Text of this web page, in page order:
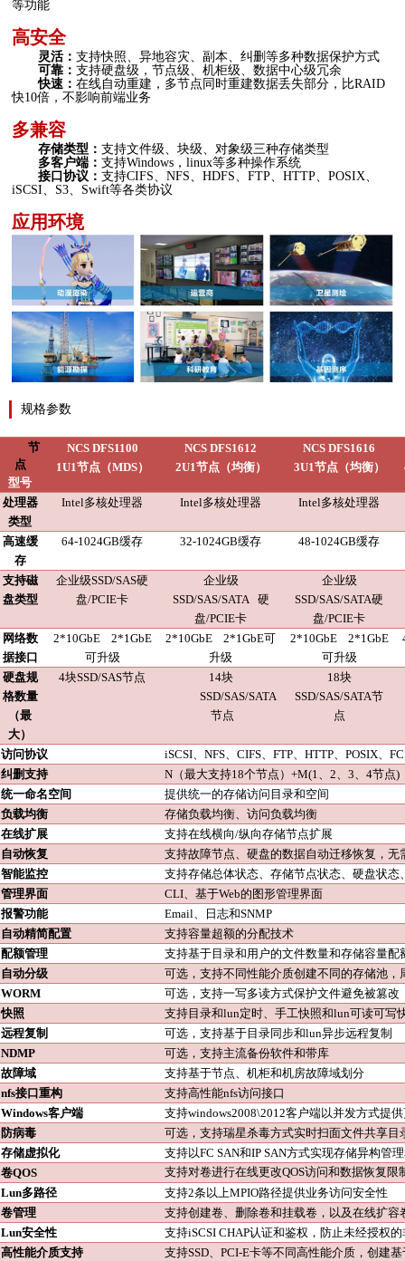
等功能
高安全
灵活： 支持快照、异地容灾、副本、纠删等多种数据保护方式
可靠： 支持硬盘级，节点级、机柜级、数据中心级冗余
快速： 在线自动重建，多节点同时重建数据丢失部分，比RAID
快10倍，不影响前端业务
多兼容
存储类型： 支持文件级、块级、对象级三种存储类型
多客户端： 支持Windows，linux等多种操作系统
接口协议： 支持CIFS、NFS、HDFS、FTP、HTTP、POSIX、
iSCSI、S3、Swift等各类协议
应用环境
规格参数
节
点
型号
NCS DFS1100
1U1节点（MDS）
NCSDFS1612
2U1节点（均衡）
NCSDFS1616
3U1节点（均衡）
处理器
类型
Intel多核处理器 Intel多核处理器 Intel多核处理器
高速缓
存
64-1024GB缓存 32-1024GB缓存 48-1024GB缓存
支持磁
盘类型
企业级SSD/SAS硬
盘/PCIE卡
企业级
SSD/SAS/SATA
硬
盘/PCIE卡
企业级
SSD/SAS/SATA硬
盘/PCIE卡
网络数
据接口
2*10GbE 2*1GbE
可升级
2*10GbE 2*1GbE可
升级
2*10GbE 2*1GbE
可升级
硬盘规
格数量
（最
大）
4块SSD/SAS节点
14块
SSD/SAS/SATA
节点
18块
SSD/SAS/SATA节
点
访问协议 iSCSI、NFS、CIFS、FTP、HTTP、POSIX、
纠删支持
N（最大支持18个节点）+M(1、2、3、4节点)
统一命名空间
提供统一的存储访问目录和空间
负载均衡
存储负载均衡、访问负载均衡
在线扩展 支持在线横向/纵向存储节点扩展
自动恢复
支持故障节点、硬盘的数据自动迁移恢复 ，
智能监控 支持存储总体状态、存储节点状态、硬盘状态
管理界面
CLI、基于Web的图形管理界面
报警功能
Email、日志和SNMP
自动精简配置
支持容量超额的分配技术
配额管理
支持基于目录和用户的文件数量和存储容量配
自动分级
可选，支持不同性能介质创建不同的存储池，
WORM
可选，支持一写多读方式保护文件避免被篡改
快照
支持目录和lun定时、手工快照和lun可读可写
远程复制
可选，支持基于目录同步和lun异步远程复制
NDMP
可选，支持主流备份软件和带库
故障域
支持基于节点、机柜和机房故障域划分
nfs接口重构
支持高性能nfs访问接口
Windows客户端
支持windows2008\2012客户端以并发方式提
防病毒
可选，支持瑞星杀毒方式实时扫面文件共享目
存储虚拟化
支持以FC SAN和IP SAN方式实现存储异构管
卷QOS 支持对卷进行在线更改QOS访问和数据恢复限
Lun多路径
支持2条以上MPIO路径提供业务访问安全性
卷管理
支持创建卷、删除卷和挂载卷，以及在线扩容
Lun安全性
支持iSCSI CHAP认证和鉴权，防止未经授权
高性能介质支持
支持SSD、PCI-E卡等不同高性能介质，创建